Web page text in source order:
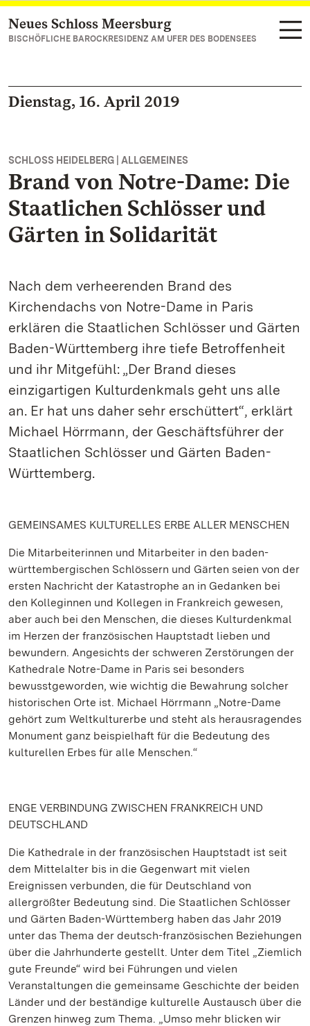
Zum Hauptinhalt springen
Neues Schloss Meersburg
BISCHÖFLICHE BAROCKRESIDENZ AM UFER DES BODENSEES
Dienstag, 16. April 2019
SCHLOSS HEIDELBERG | ALLGEMEINES
Brand von Notre-Dame: Die
Staatlichen Schlösser und
Gärten in Solidarität
Nach dem verheerenden Brand des
Kirchendachs von Notre-Dame in Paris
erklären die Staatlichen Schlösser und Gärten
Baden-Württemberg ihre tiefe Betroffenheit
und ihr Mitgefühl: „Der Brand dieses
einzigartigen Kulturdenkmals geht uns alle
an. Er hat uns daher sehr erschüttert“, erklärt
Michael Hörrmann, der Geschäftsführer der
Staatlichen Schlösser und Gärten Baden-
Württemberg.
GEMEINSAMES KULTURELLES ERBE ALLER MENSCHEN
Die Mitarbeiterinnen und Mitarbeiter in den baden-
württembergischen Schlössern und Gärten seien von der
ersten Nachricht der Katastrophe an in Gedanken bei
den Kolleginnen und Kollegen in Frankreich gewesen,
aber auch bei den Menschen, die dieses Kulturdenkmal
im Herzen der französischen Hauptstadt lieben und
bewundern. Angesichts der schweren Zerstörungen der
Kathedrale Notre-Dame in Paris sei besonders
bewusstgeworden, wie wichtig die Bewahrung solcher
historischen Orte ist. Michael Hörrmann „Notre-Dame
gehört zum Weltkulturerbe und steht als herausragendes
Monument ganz beispielhaft für die Bedeutung des
kulturellen Erbes für alle Menschen.“
ENGE VERBINDUNG ZWISCHEN FRANKREICH UND
DEUTSCHLAND
Die Kathedrale in der französischen Hauptstadt ist seit
dem Mittelalter bis in die Gegenwart mit vielen
Ereignissen verbunden, die für Deutschland von
allergrößter Bedeutung sind. Die Staatlichen Schlösser
und Gärten Baden-Württemberg haben das Jahr 2019
unter das Thema der deutsch-französischen Beziehungen
über die Jahrhunderte gestellt. Unter dem Titel „Ziemlich
gute Freunde“ wird bei Führungen und vielen
Veranstaltungen die gemeinsame Geschichte der beiden
Länder und der beständige kulturelle Austausch über die
Grenzen hinweg zum Thema. „Umso mehr blicken wir